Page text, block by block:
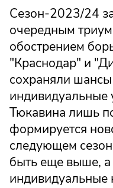
Сезон-2023/24
очередным
обострением
"Краснодар" и
сохраняли шансы
индивидуальные
Тюкавина лишь
формируется
следующем
быть еще выше, а
индивидуальные